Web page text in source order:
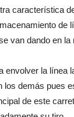
característica
de
van dando en la
envolver la línea
demás pues
de este